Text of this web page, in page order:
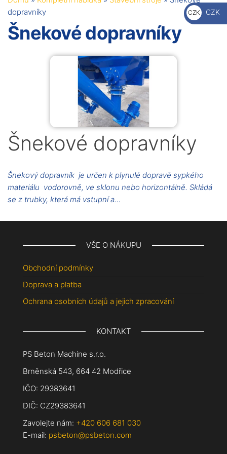
dopravníky
Šnekové dopravníky
Šnekové dopravníky
Šnekový dopravník je určen k plynulé dopravě sypkého
materiálu vodorovně, ve sklonu nebo horizontálně. Skládá
se z trubky, která má vstupní a…
VŠE O NÁKUPU
Obchodní podmínky
Doprava a platba
Ochrana osobních údajů a jejich zpracování
KONTAKT
PS Beton Machine s.r.o.
Brněnská 543, 664 42 Modřice
IČO: 29383641
DIČ: CZ29383641
Zavolejte nám: +420 606 681 030
E-mail: psbeton@psbeton.com
CZK
Kč
CZK